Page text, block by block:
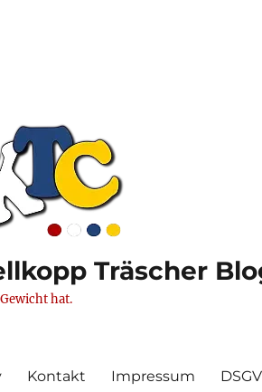
Träscher
hat.
Kontakt Impressum